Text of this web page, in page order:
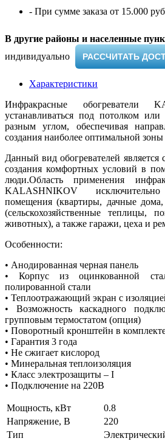
- При сумме заказа от 15.000
В другие районы и населенные
индивидуально ​
РАССЧИТАТЬ
Характеристики
Инфракрасные обогреватели
устанавливаться под потолком
разным углом, обеспечивая
создания наиболее оптимальной зоны
Данный вид обогревателей
создания комфортных условий в
люди.Область применения
KALASHNIKOV
помещения (квартиры, дачные
(сельскохозяйственные теплицы,
животных), а также гаражи, цеха и
Особенности:
• Анодированная черная панель
• Корпус из оцинкованной
полированной стали
• Теплоотражающий экран с
• Возможность каскадного
групповым термостатом (опция)
• Поворотный кронштейн в
• Гарантия 3 года
• Не сжигает кислород
• Минеральная теплоизоляция
• Класс электрозащиты – I
• Подключение на 220В
Мощность, кВт
0.8
Напряжение, В
220
Тип